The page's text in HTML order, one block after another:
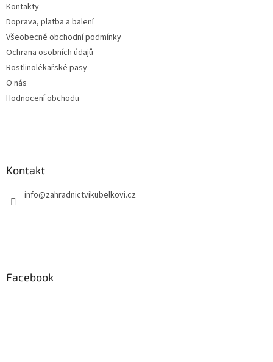
Kontakty
Doprava, platba a balení
Všeobecné obchodní podmínky
Ochrana osobních údajů
Rostlinolékařské pasy
O nás
Hodnocení obchodu
Kontakt
info@zahradnictvikubelkovi.cz
Facebook